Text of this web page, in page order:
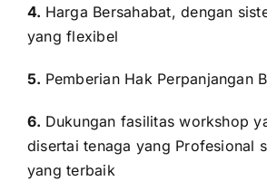
4. Harga Bersahabat, dengan
yang flexibel
5. Pemberian Hak Perpanjangan
6. Dukungan fasilitas workshop
disertai tenaga yang Profesional
yang terbaik